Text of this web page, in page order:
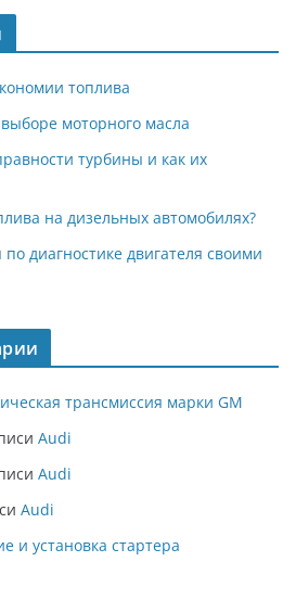
топлива
моторного масла
турбины и как их
на дизельных автомобилях?
диагностике двигателя своими
трансмиссия марки GM
Audi
Audi
Audi
и установка стартера